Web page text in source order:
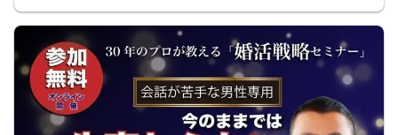
・外国人の方の参加はご遠慮ください。日本語での円滑なコミュニケーションが
可能な方に限ります。(For Japanese people only)